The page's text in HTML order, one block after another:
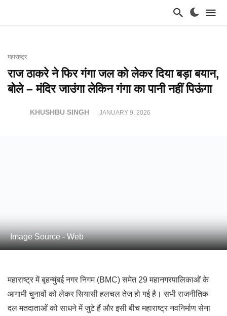
महाराष्ट्र
राज ठाकरे ने फिर गंगा जल को लेकर दिया बड़ा बयान,
बोले – मंदिर जाउंगा लेकिन गंगा का पानी नहीं पिऊंगा
KHUSHBU SINGH JANUARY 9, 2026
Image Source - Web
महाराष्ट्र में बृहन्मुंबई नगर निगम (BMC) समेत 29 महानगरपालिकाओं के
आगामी चुनावों को लेकर सियासी हलचल तेज हो गई है। सभी राजनीतिक
दल मतदाताओं को साधने में जुटे हैं और इसी बीच महाराष्ट्र नवनिर्माण सेना